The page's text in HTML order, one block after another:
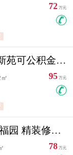
72 万元
松霞路北三路松霞新苑可公积金贷款北小区南北通透住宅急售
95 万元
松霞路天府街 百年福园 精装修住宅急售
78 万元